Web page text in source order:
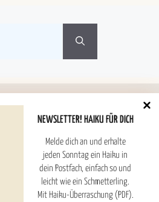
NEWSLETTER! HAIKU FÜR DICH
Melde dich an und erhalte
jeden Sonntag ein Haiku in
dein Postfach, einfach so und
leicht wie ein Schmetterling.
Mit Haiku-Überraschung (PDF).
und Newsletter